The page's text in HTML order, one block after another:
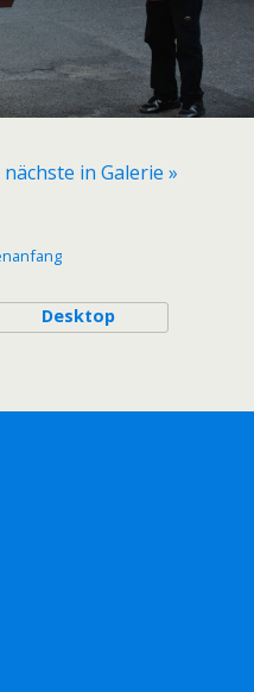
nächste in Galerie »
Desktop